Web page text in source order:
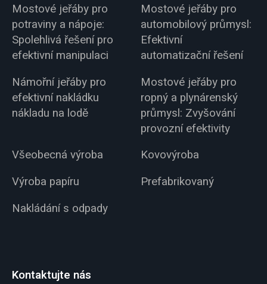
Mostové jeřáby pro
potraviny a nápoje:
Spolehlivá řešení pro
efektivní manipulaci
Mostové jeřáby pro
automobilový průmysl:
Efektivní
automatizační řešení
Námořní jeřáby pro
efektivní nakládku
nákladu na lodě
Mostové jeřáby pro
ropný a plynárenský
průmysl: Zvyšování
provozní efektivity
Všeobecná výroba
Kovovýroba
Výroba papíru
Prefabrikovaný
Nakládání s odpady
Kontaktujte nás